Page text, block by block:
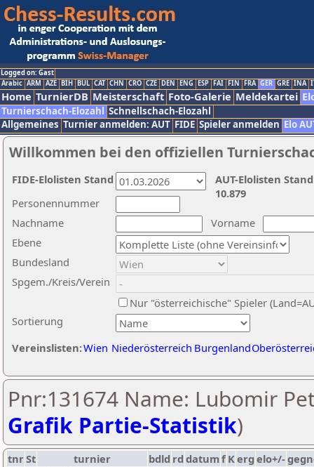
Logged on: Gast
Arabic ARM AZE BIH BUL CAT CHN CRO CZE DEN ENG ESP FAI FIN FRA GER GRE INA
Home TurnierDB Meisterschaft Foto-Galerie Meldekartei
Turnierschach-Elozahl Schnellschach-Elozahl
Allgemeines Turnier anmelden: AUT FIDE Spieler anmelden Elo
Willkommen bei den offiziellen
Nachname
Vorname
Ebene
Sortierung
Personennummer
Bundesland
Spgem./Kreis/Verein
Nur "österreichische" Spieler
Vereinslisten:Wien Niederösterreich Burgenland
AUT-Elolisten
10.879
FIDE-Elolisten Stand
Pnr:131674 Name: Lubomir
Grafik Partie-Statistik)
tnrSt turnier bdld rd datumf Kerg elo+/-